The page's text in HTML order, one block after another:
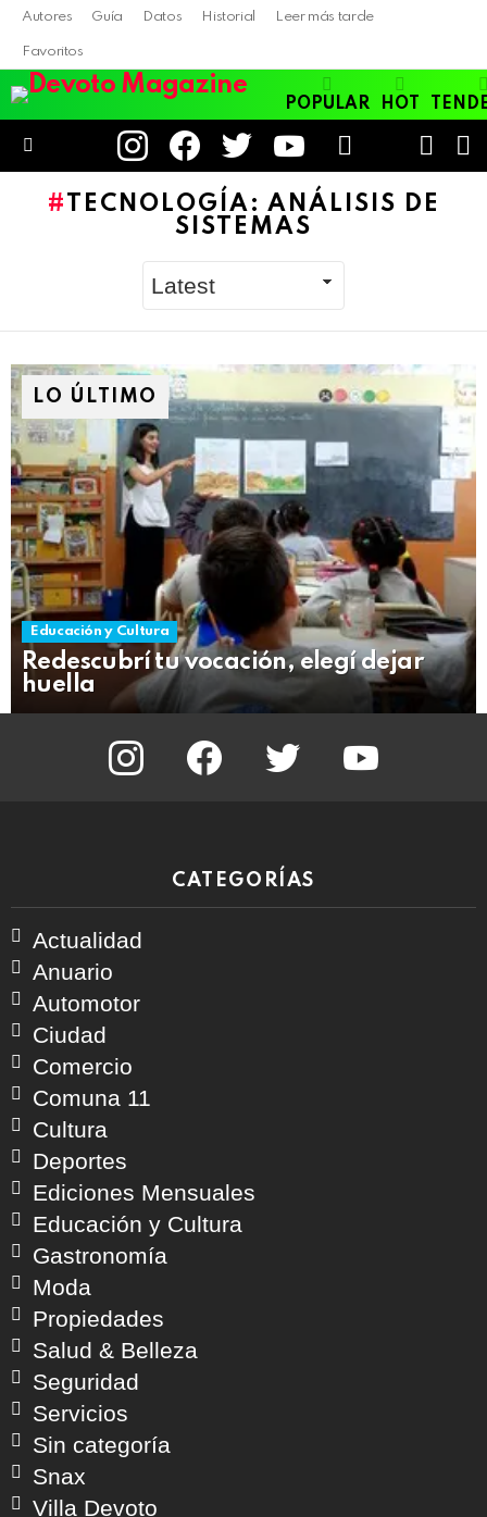
Autores Guía Datos Historial Leer más tarde
Favoritos
POPULAR HOT
instagramfacebooktwitter youtube
SKIN
TECNOLOGÍA: ANÁLISIS DE
SISTEMAS
LO ÚLTIMO
Educación y Cultura
Redescubrí tu vocación, elegí dejar
huella
instagram facebook twitter
CATEGORÍAS
Actualidad
Anuario
Automotor
Ciudad
Comercio
Comuna 11
Cultura
Deportes
Ediciones Mensuales
Educación y Cultura
Gastronomía
Moda
Propiedades
Salud & Belleza
Seguridad
Servicios
Sin categoría
Snax
Villa Devoto